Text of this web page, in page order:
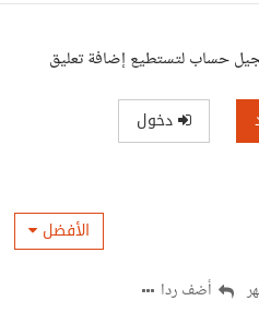
حساب لتستطيع إضافة تعليق
دخول
الأفضل
أضف ردا